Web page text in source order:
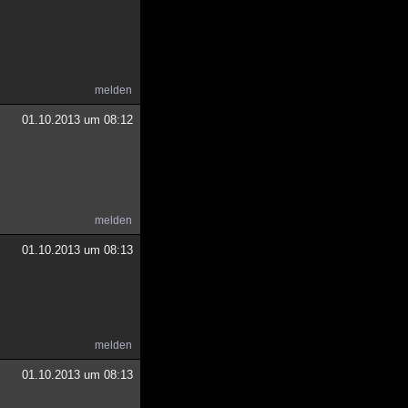
melden
01.10.2013 um 08:12
melden
01.10.2013 um 08:13
melden
01.10.2013 um 08:13